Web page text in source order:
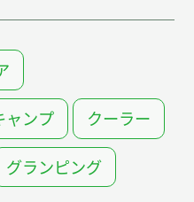
ャンプ クーラー
グランピング